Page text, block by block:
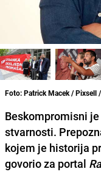
Foto: Patrick Macek / Pixsell
Beskompromisni
stvarnosti.
kojem je historija
govorio za portal